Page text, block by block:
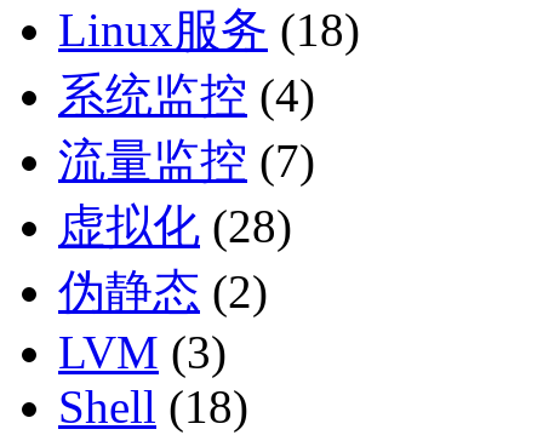
Linux服务 (18)
系统监控 (4)
流量监控 (7)
虚拟化 (28)
伪静态 (2)
LVM (3)
Shell (18)